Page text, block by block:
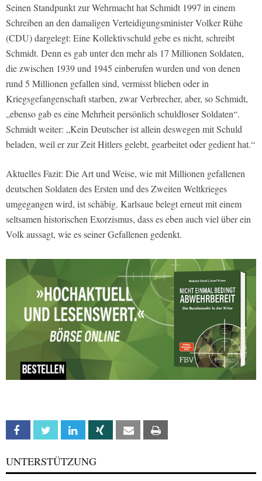
Seinen Standpunkt zur Wehrmacht hat Schmidt 1997 in einem
Schreiben an den damaligen Verteidigungsminister Volker Rühe
(CDU) dargelegt: Eine Kollektivschuld gebe es nicht, schreibt
Schmidt. Denn es gab unter den mehr als 17 Millionen Soldaten,
die zwischen 1939 und 1945 einberufen wurden und von denen
rund 5 Millionen gefallen sind, vermisst blieben oder in
Kriegsgefangenschaft starben, zwar Verbrecher, aber, so Schmidt,
„ebenso gab es eine Mehrheit persönlich schuldloser Soldaten“.
Schmidt weiter: „Kein Deutscher ist allein deswegen mit Schuld
beladen, weil er zur Zeit Hitlers gelebt, gearbeitet oder gedient hat.“
Aktuelles Fazit: Die Art und Weise, wie mit Millionen gefallenen
deutschen Soldaten des Ersten und des Zweiten Weltkrieges
umgegangen wird, ist schäbig. Karlsaue belegt erneut mit einem
seltsamen historischen Exorzismus, dass es eben auch viel über ein
Volk aussagt, wie es seiner Gefallenen gedenkt.
Facebook Twitter Linkedin Xing Email
UNTERSTÜTZUNG